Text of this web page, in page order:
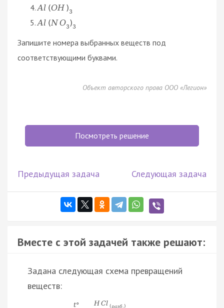
Al (OH )3
Al (NO3)3
Запишите номера выбранных веществ под
соответствующими буквами.
Объект авторского права ООО «Легион»
Посмотреть решение
Предыдущая задача Следующая задача
Вместе с этой задачей также решают:
Задана следующая схема превращений
веществ:
t° H Cl ( разб. )